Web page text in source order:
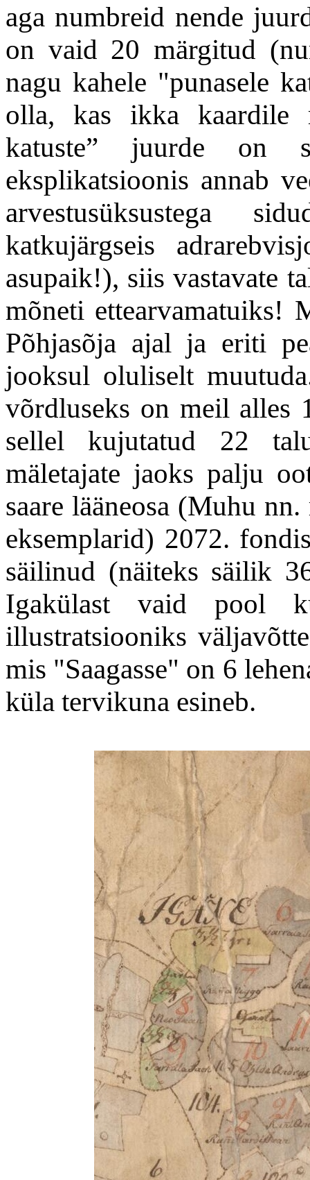
aga numbreid nende
on vaid 20 märgitud
nagu kahele "punasele
olla, kas ikka kaardile
katuste” juurde on
eksplikatsioonis annab
arvestusüksustega
katkujärgseis
asupaik!), siis vastavate
mõneti ettearvamatuiks!
Põhjasõja ajal ja eriti
jooksul oluliselt
võrdluseks on meil alles
sellel kujutatud 22
mäletajate jaoks palju
saare lääneosa (Muhu
eksemplarid) 2072.
säilinud (näiteks säilik
Igakülast vaid pool
illustratsiooniks
mis "Saagasse" on 6
küla tervikuna esineb.